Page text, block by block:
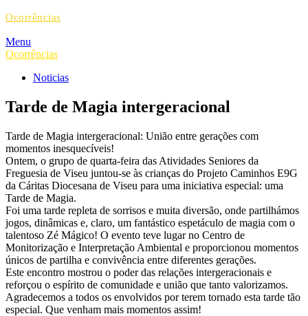
Ocorrências
Menu
Ocorrências
Noticias
Tarde de Magia intergeracional
Tarde de Magia intergeracional: União entre gerações com
momentos inesquecíveis!
Ontem, o grupo de quarta-feira das Atividades Seniores da
Freguesia de Viseu juntou-se às crianças do Projeto Caminhos E9G
da Cáritas Diocesana de Viseu para uma iniciativa especial: uma
Tarde de Magia.
Foi uma tarde repleta de sorrisos e muita diversão, onde partilhámos
jogos, dinâmicas e, claro, um fantástico espetáculo de magia com o
talentoso Zé Mágico! O evento teve lugar no Centro de
Monitorização e Interpretação Ambiental e proporcionou momentos
únicos de partilha e convivência entre diferentes gerações.
Este encontro mostrou o poder das relações intergeracionais e
reforçou o espírito de comunidade e união que tanto valorizamos.
Agradecemos a todos os envolvidos por terem tornado esta tarde tão
especial. Que venham mais momentos assim!